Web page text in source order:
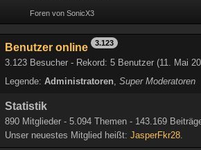
Foren von SonicX3
Benutzer online 3.123
3.123 Besucher - Rekord: 5 Benutzer (11. Mai
Legende: Administratoren Super Moderatoren
Statistik
890 Mitglieder - 5.094 Themen - 143.169
Unser neuestes Mitglied heißt: JasperFkr28.